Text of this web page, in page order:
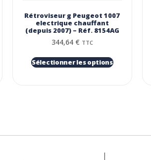
Rétroviseur g Peugeot 1007
electrique chauffant
(depuis 2007) – Réf. 8154AG
344,64 € TTC
Sélectionner les options